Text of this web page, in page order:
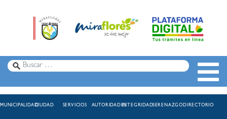
MUNICIPALIDADCIUDAD SERVICIOS AUTORIDADESINTEGRIDADSERENAZGODIRECTORIO